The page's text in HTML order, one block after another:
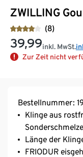
ZWILLING
(8)
39,99inkl. MwSt.
Zur Zeit nicht
Bestellnummer:
Klinge aus
Sonderschmelze
Länge der
FRIODUR